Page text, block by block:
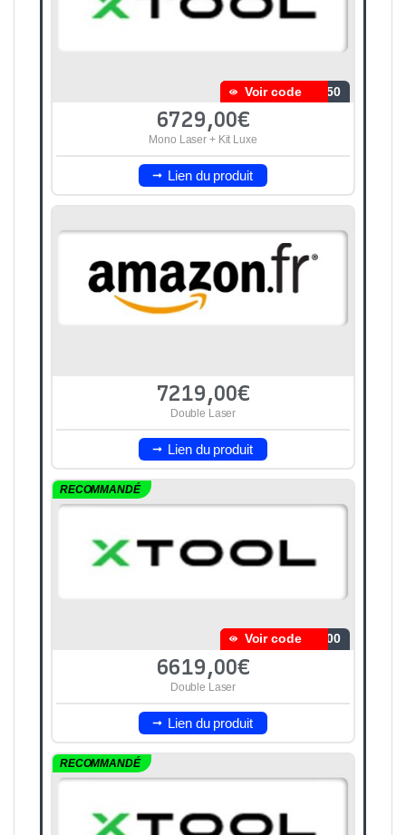
Voir code 350
6729,00€
Mono Laser + Kit Luxe
Lien du produit
7219,00€
Double Laser
Lien du produit
RECOMMANDÉ
Voir code 600
6619,00€
Double Laser
Lien du produit
RECOMMANDÉ